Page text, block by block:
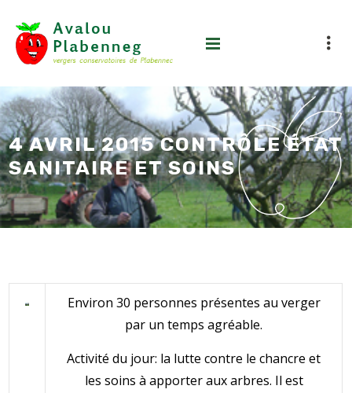
4 AVRIL 2015 CONTRÔLE ÉTAT
SANITAIRE ET SOINS
Environ 30 personnes présentes au verger
par un temps agréable.
Activité du jour: la lutte contre le chancre et
les soins à apporter aux arbres. Il est